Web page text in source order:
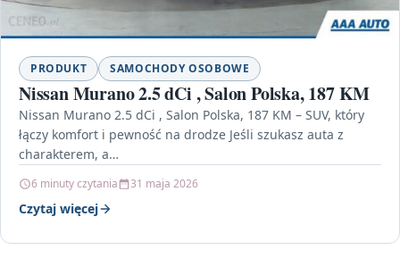
PRODUKT SAMOCHODY OSOBOWE
Nissan Murano 2.5 dCi , Salon Polska, 187 KM
Nissan Murano 2.5 dCi , Salon Polska, 187 KM – SUV, który
łączy komfort i pewność na drodze Jeśli szukasz auta z
charakterem, a…
6 minuty czytania 31 maja 2026
Czytaj więcej